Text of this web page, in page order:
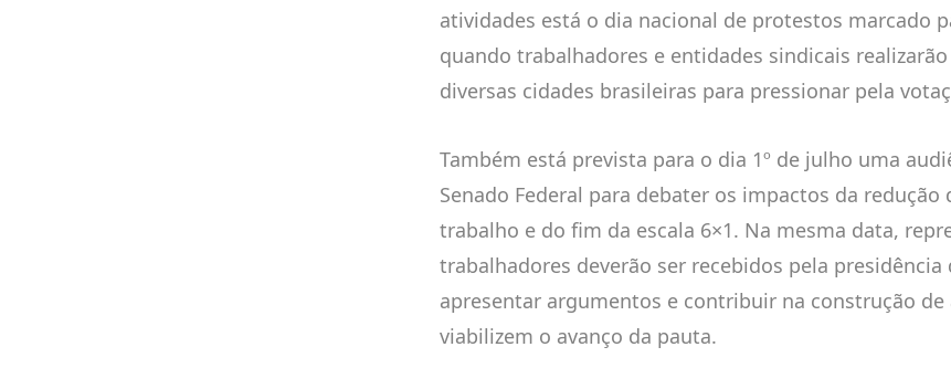
atividades está o dia nacional de protestos marcado
quando trabalhadores e entidades sindicais
diversas cidades brasileiras para pressionar pela
Também está prevista para o dia 1º de julho uma
Senado Federal para debater os impactos da redução
trabalho e do fim da escala 6×1. Na mesma data,
trabalhadores deverão ser recebidos pela presidência
apresentar argumentos e contribuir na construção
viabilizem o avanço da pauta.